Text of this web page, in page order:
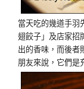
當天吃的幾道手羽
翅餃子」及店家招
出的香味，而後者
朋友來說，它們是